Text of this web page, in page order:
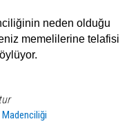
neden olduğu
memelilerine telafisi
Madenciliği